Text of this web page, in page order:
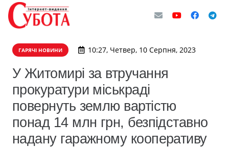
ГАРЯЧІ НОВИНИ 10:27, Четвер, 10 Серпня, 2023
У Житомирі за втручання
прокуратури міськраді
повернуть землю вартістю
понад 14 млн грн, безпідставно
надану гаражному кооперативу